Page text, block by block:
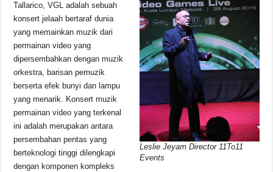
Leslie Jeyam Director 11To11
Events
Tallarico, VGL adalah sebuah
konsert jelaah bertaraf dunia
yang memainkan muzik dari
permainan video yang
dipersembahkan dengan muzik
orkestra, barisan pemuzik
berserta efek bunyi dan lampu
yang menarik. Konsert muzik
permainan video yang terkenal
ini adalah merupakan antara
persembahan pentas yang
berteknologi tinggi dilengkapi
dengan komponen kompleks